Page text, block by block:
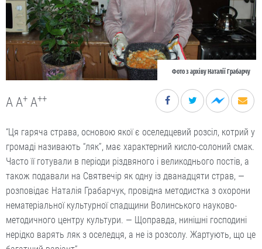
Фото з архіву Наталії Грабарчу
A A+ A++
“Ця гаряча страва, основою якої є оселедцевий розсіл, кот­рий у
громаді називають “ляк”, має характерний кисло-солоний смак.
Часто її готували в періоди різдвяного і великоднього постів, а
також подавали на Святвечір як одну із дванадцяти страв, —
розповідає Наталія Грабарчук, провідна методистка з охорони
нематеріальної культурної спадщини Волинського науково-
методичного центру культури. — Щоправда, нинішні господині
нерідко варять ляк з оселедця, а не із розсолу. Жартують, що це